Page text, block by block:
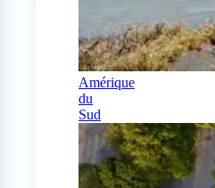
Amérique
du
Sud